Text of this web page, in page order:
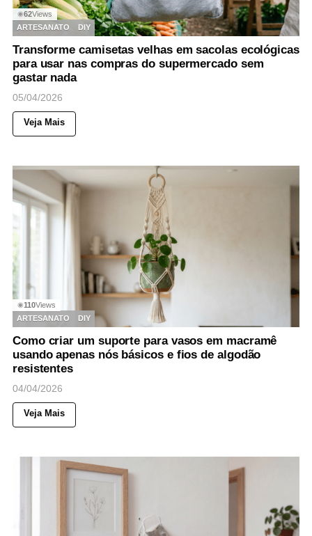
◉62Views
ARTESANATO
DIY
Transforme camisetas velhas em sacolas ecológicas
para usar nas compras do supermercado sem
gastar nada
05/04/2026
Veja Mais
◉110Views
ARTESANATO
DIY
Como criar um suporte para vasos em macramê
usando apenas nós básicos e fios de algodão
resistentes
04/04/2026
Veja Mais